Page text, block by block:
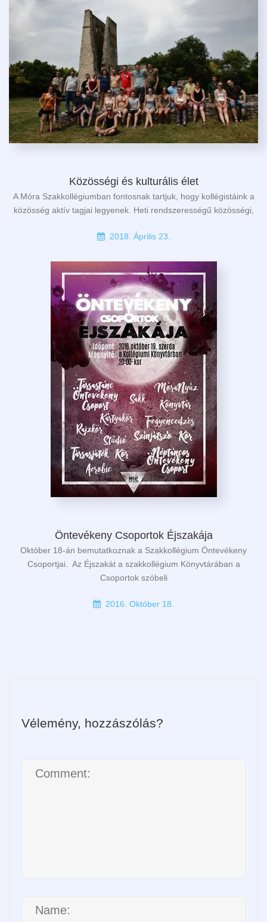
Közösségi és kulturális élet
A Móra Szakkollégiumban fontosnak tartjuk, hogy kollégistáink a
közösség aktív tagjai legyenek. Heti rendszerességű közösségi,
2018. Április 23.
Öntevékeny Csoportok Éjszakája
Október 18-án bemutatkoznak a Szakkollégium Öntevékeny
Csoportjai. Az Éjszakát a szakkollégium Könyvtárában a
Csoportok szóbeli
2016. Október 18.
Vélemény, hozzászólás?